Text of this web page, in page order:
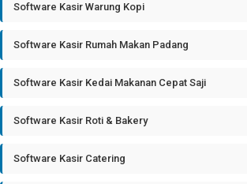
Software Kasir Warung Kopi
Software Kasir Rumah Makan Padang
Software Kasir Kedai Makanan Cepat Saji
Software Kasir Roti & Bakery
Software Kasir Catering